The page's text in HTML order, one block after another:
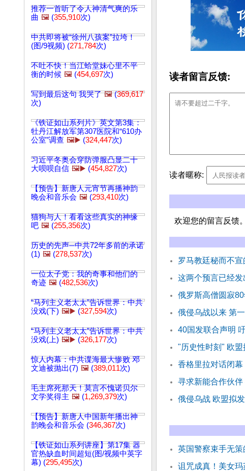
推荐一首听了令人神清气爽的乐
曲 🖼️ (355,910次)
中共即将被“徐州八孩案”拉垮！
(图/9视频) (271,784次)
不吐不快！当江蛤堂妹心里不平
衡的时候 🖼️ (454,697次)
写到最后这句 我哭了 🖼️(369,617
次)
《铁证如山系列片》英文第3集：
牡丹江解放军第307医院和“610办
公室”调查 🖼️▶️ (324,447次)
习近平冬奥会穿防弹服凸显二十
大呗呗自信 🖼️▶️ (454,827次)
【预告】新唐人元宵节再播神韵
晚会和音乐会 🖼️ (293,410次)
猫狗与人！看看这些真实的神缘
吧 🖼️ (255,356次)
历史的先声─中共72年多前的承诺
(1) 🖼️ (278,537次)
一位太子党：我的奇事和他们的
奇迹 🖼️ (482,536次)
“马列主义老太太”告诉世界：中共
没戏(下) 🖼️▶️ (327,594次)
“马列主义老太太”告诉世界：中共
没戏(上) 🖼️▶️ (326,177次)
惊人内幕：中共谍海最大惨败 邓
文迪被抛出(7) 🖼️ (389,011次)
毛主席死那天！莫言不愧诺贝尔
文学奖得主 🖼️ (1,269,379次)
【预告】新唐人中国新年播出神
韵晚会和音乐会 (346,367次)
【铁证如山系列讲座】第17集 器
官热缺血时间超短(图/视频中英字
幕) (295,495次)
读者留言反馈:
读者暱称:
欢迎您的留言反馈。
罗马教廷秘而不
这两个预言已经
俄罗斯高僧圆寂
俄侵乌战以来 第
40国发联合声明
"历史性时刻" 欧
香格里拉对话闭
寻求新能合作伙
俄侵乌战 欧盟拟
英国警察束手无
诅咒成真！美女